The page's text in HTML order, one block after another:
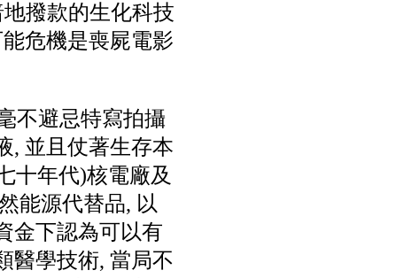
撥款的生化科技
危機是喪屍電影
不避忌特寫拍攝
, 並且仗著生存本
十年代)核電廠及
能源代替品, 以
金下認為可以有
醫學技術, 當局不